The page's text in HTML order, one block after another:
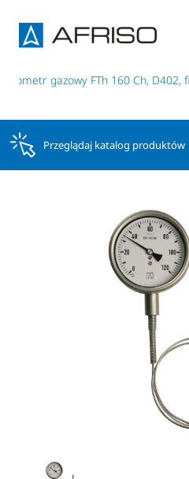
gazowy FTh 160 Ch, D402,
Przeglądaj katalog produktów